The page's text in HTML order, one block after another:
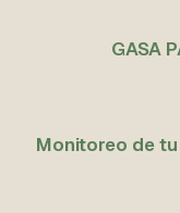
GASA
Monitoreo de